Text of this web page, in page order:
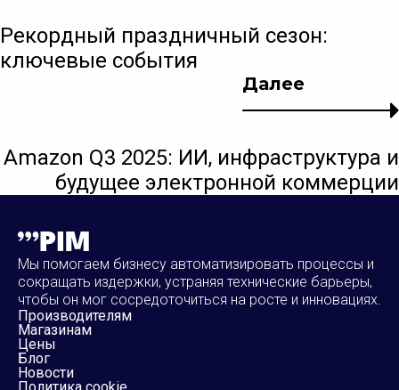
Далее
Amazon Q3 2025: ИИ, инфраструктура и
будущее электронной коммерции
Рекордный праздничный сезон:
ключевые события
Мы помогаем бизнесу автоматизировать процессы и
сокращать издержки, устраняя технические барьеры,
чтобы он мог сосредоточиться на росте и инновациях.
Производителям
Магазинам
Цены
Блог
Новости
Политика cookie